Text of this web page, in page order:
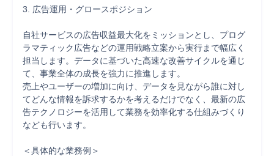
3. 広告運用・グロースポジション
自社サービスの広告収益最大化をミッションとし、プログ
ラマティック広告などの運用戦略立案から実行まで幅広く
担当します。データに基づいた高速な改善サイクルを通じ
て、事業全体の成長を強力に推進します。
売上やユーザーの増加に向け、データを見ながら誰に対し
てどんな情報を訴求するかを考えるだけでなく、最新の広
告テクノロジーを活用して業務を効率化する仕組みづくり
なども行います。
＜具体的な業務例＞